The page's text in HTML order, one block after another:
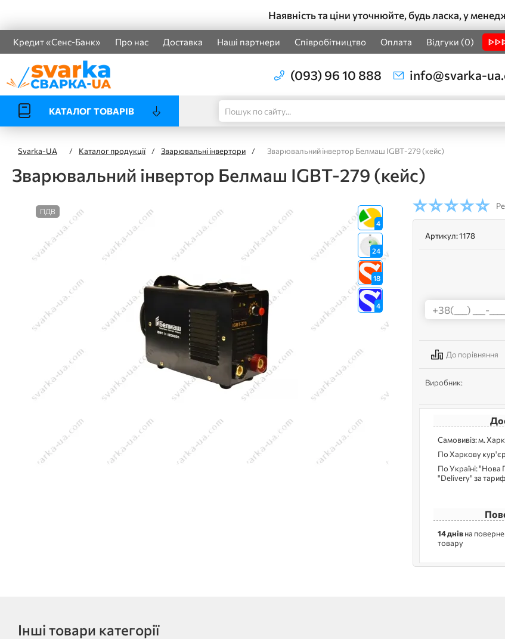
Наявність та ціни уточнюйте, будь ласка, у
Кредит «Сенс-Банк» Про нас Доставка Наші партнери Співробітництво Оплата Відгуки (0)
(093) 96 10 888 info@svarka-
КАТАЛОГ ТОВАРІВ
Svarka-UA / Каталог продукції / Зварювальні інвертори / Зварювальний інвертор Белмаш IGBT-279 (кейс)
Зварювальний інвертор Белмаш IGBT-279 (кейс)
ПДВ
4
24
18
4
Артикул:1178
До порівняння
Виробник:
Самовивіз: м.
По Харкову
По Україні: "Нова
"Delivery" за
14 днівна
товару
Інші товари категорії